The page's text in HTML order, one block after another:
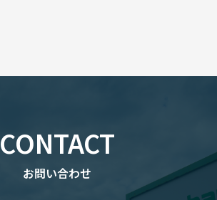
CONTACT
お問い合わせ